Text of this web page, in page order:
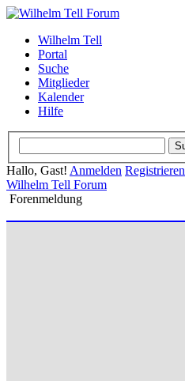
Wilhelm Tell
Portal
Suche
Mitglieder
Kalender
Hilfe
Hallo, Gast! Anmelden Registrieren
Wilhelm Tell Forum
Forenmeldung